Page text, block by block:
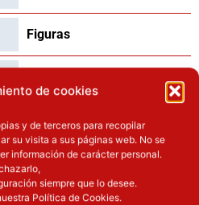
de cookies
y de terceros para recopilar
su visita a sus páginas web. No se
información de carácter personal.
siempre que lo desee.
Política de Cookies.
Figuras
QUE TE
INTERESAR